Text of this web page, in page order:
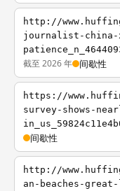
http://
journalist-china-
截至 2026 年 间歇性
https://
survey-shows-
间歇性
http://
an-beaches-